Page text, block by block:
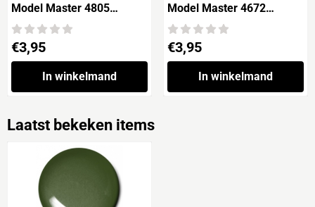
Model Master 4805
Panzer Interior Buff -
Semi-gloss
Prijs: 3,95
€3,95
In winkelmand
Model Master 4672
Zijdemat Brass 15ml.
Prijs: 3,95
€3,95
In winkelmand
Laatst bekeken items